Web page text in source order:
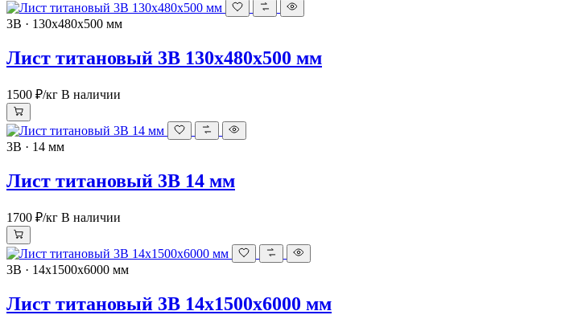
3В · 130х480х500 мм
Лист титановый 3В 130х480х500 мм
1500 ₽/кг В наличии
3В · 14 мм
Лист титановый 3В 14 мм
1700 ₽/кг В наличии
3В · 14х1500х6000 мм
Лист титановый 3В 14х1500х6000 мм